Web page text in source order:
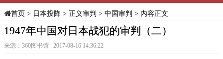
首页> 日本投降> 正义审判 > 中国审判 > 内容正文
1947年中国对日本战犯的审判（二）
来源：360图书馆 2017-08-16 14:36:22